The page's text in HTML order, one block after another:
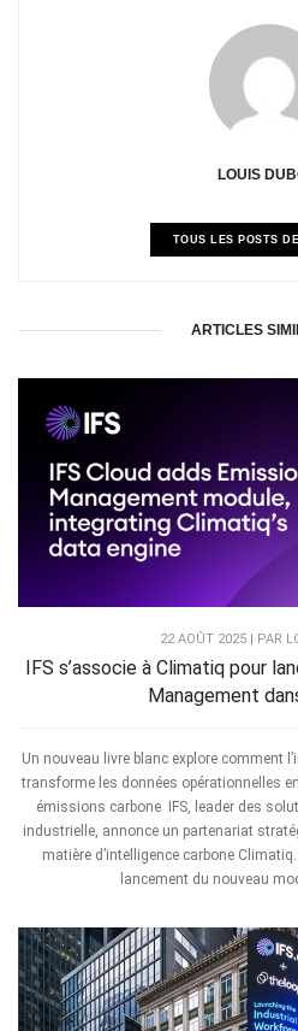
LOUIS
TOUS LES POSTS
ARTICLES
22 AOÛT 2025 | PAR
IFS s’associe à Climatiq pour
Management
Un nouveau livre blanc explore comment
transforme les données opérationnelles
émissions carbone IFS, leader des
industrielle, annonce un partenariat
matière d’intelligence carbone
lancement du nouveau